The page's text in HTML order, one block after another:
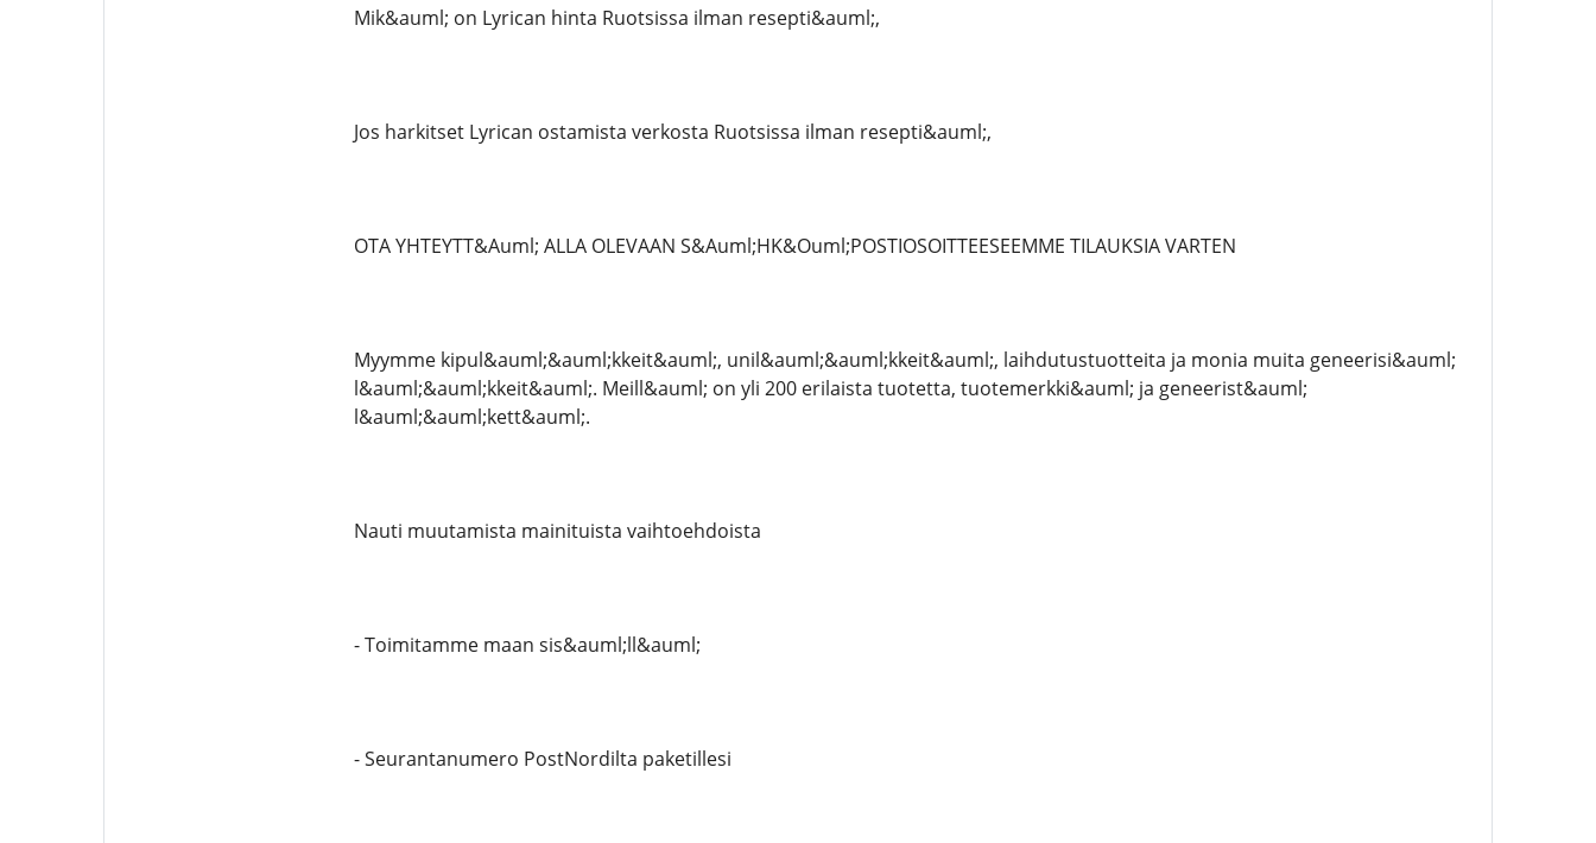
Mik&auml; on Lyrican hinta Ruotsissa ilman resepti&auml;,
Jos harkitset Lyrican ostamista verkosta Ruotsissa ilman resepti&auml;,
OTA YHTEYTT&Auml; ALLA OLEVAAN S&Auml;HK&Ouml;POSTIOSOITTEESEEMME TILAUKSIA VARTEN
Myymme kipul&auml;&auml;kkeit&auml;, unil&auml;&auml;kkeit&auml;, laihdutustuotteita ja monia muita geneerisi&auml;
l&auml;&auml;kkeit&auml;. Meill&auml; on yli 200 erilaista tuotetta, tuotemerkki&auml; ja geneerist&auml;
l&auml;&auml;kett&auml;.
Nauti muutamista mainituista vaihtoehdoista
- Toimitamme maan sis&auml;ll&auml;
- Seurantanumero PostNordilta paketillesi